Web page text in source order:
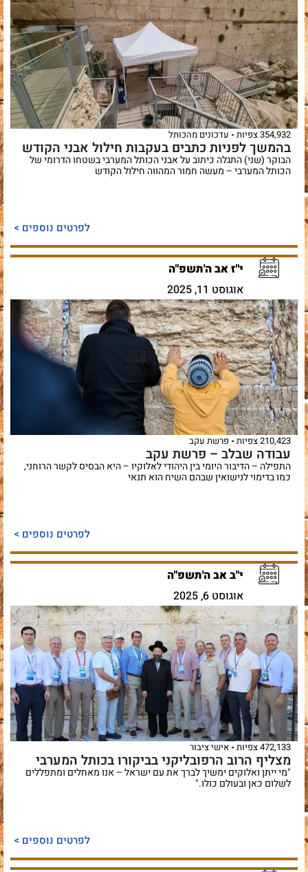
354,932 צפיות עדכונים מהכותל
בהמשך לפניות כתבים בעקבות חילול אבני הקודש
הבוקר (שני) התגלה כיתוב על אבני הכותל המערבי בשטחו הדרומי של
הכותל המערבי – מעשה חמור המהווה חילול הקודש
לפרטים נוספים >
י"ז אב ה'תשפ"ה
אוגוסט 11, 2025
210,423 צפיות פרשת עקב
עבודה שבלב – פרשת עקב
התפילה – הדיבור היומי בין היהודי לאלוקיו – היא הבסיס לקשר הרוחני,
כמו בדימוי לנישואין שבהם השיח הוא תנאי
לפרטים נוספים >
י"ב אב ה'תשפ"ה
אוגוסט 6, 2025
472,133 צפיות אישי ציבור
מצליף הרוב הרפובליקני בביקורו בכותל המערבי
"מי ייתן ואלוקים ימשיך לברך את עם ישראל – אנו מאחלים ומתפללים
לשלום כאן ובעולם כולו."
לפרטים נוספים >